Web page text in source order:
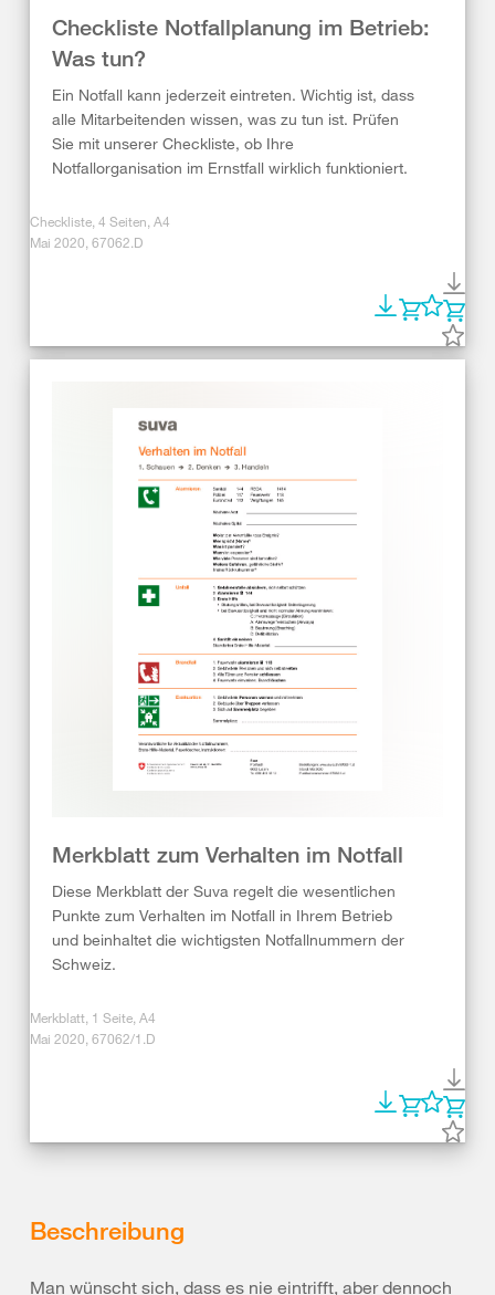
Checkliste Notfallplanung im Betrieb:
Was tun?
Ein Notfall kann jederzeit eintreten. Wichtig ist, dass
alle Mitarbeitenden wissen, was zu tun ist. Prüfen
Sie mit unserer Checkliste, ob Ihre
Notfallorganisation im Ernstfall wirklich funktioniert.
Checkliste, 4 Seiten, A4
Mai 2020, 67062.D
Merkblatt zum Verhalten im Notfall
Diese Merkblatt der Suva regelt die wesentlichen
Punkte zum Verhalten im Notfall in Ihrem Betrieb
und beinhaltet die wichtigsten Notfallnummern der
Schweiz.
Merkblatt, 1 Seite, A4
Mai 2020, 67062/1.D
Beschreibung
Man wünscht sich, dass es nie eintrifft, aber dennoch